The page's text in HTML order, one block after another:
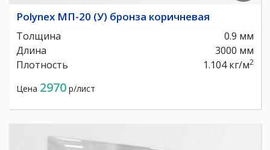
Polynex МП-20 (У) бронза коричневая
Толщина
0.9 мм
Длина
3000 мм
Плотность
1.104 кг/м2
Цена 2970 р/лист